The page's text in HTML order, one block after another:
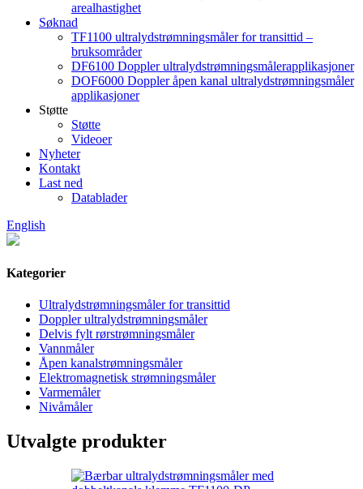
arealhastighet
Søknad
TF1100 ultralydstrømningsmåler for transittid –
bruksområder
DF6100 Doppler ultralydstrømningsmålerapplikasjoner
DOF6000 Doppler åpen kanal ultralydstrømningsmåler
applikasjoner
Støtte
Støtte
Videoer
Nyheter
Kontakt
Last ned
Datablader
English
Kategorier
Ultralydstrømningsmåler for transittid
Doppler ultralydstrømningsmåler
Delvis fylt rørstrømningsmåler
Vannmåler
Åpen kanalstrømningsmåler
Elektromagnetisk strømningsmåler
Varmemåler
Nivåmåler
Utvalgte produkter